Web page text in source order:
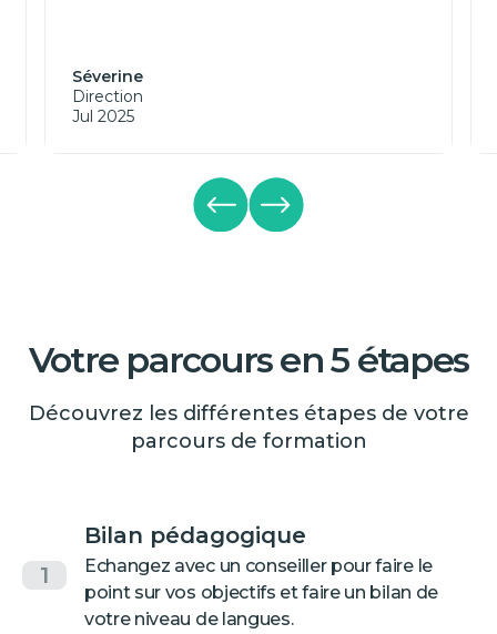
Séverine
Direction
Jul 2025
Votre parcours en 5 étapes
Découvrez les différentes étapes de votre
parcours de formation
1
Bilan pédagogique
Echangez avec un conseiller pour faire le
point sur vos objectifs et faire un bilan de
votre niveau de langues.